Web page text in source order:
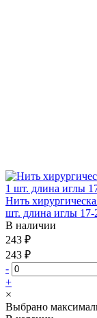
Нить
шт. длина иглы
В наличии
243 ₽
243 ₽
-
+
×
Выбрано